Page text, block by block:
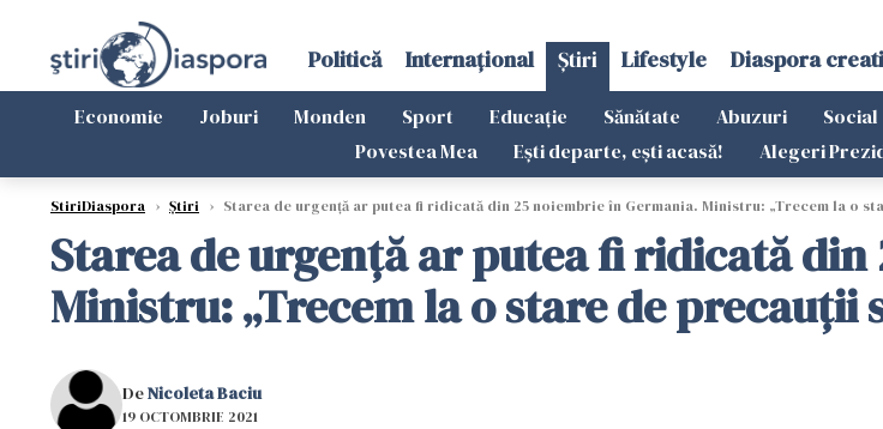
Politică Internațional Știri Lifestyle Diaspora
Economie Joburi Monden Sport Educație Sănătate Abuzuri Social
Povestea Mea
Ești departe, ești acasă! Alegeri
StiriDiaspora › Știri › Starea de urgenţă ar putea fi ridicată din 25 noiembrie în Germania. Ministru: „Trecem la o
Starea de urgenţă ar putea fi ridicată
Ministru: „Trecem la o stare de precauţii
DeNicoleta Baciu
19 OCTOMBRIE 2021